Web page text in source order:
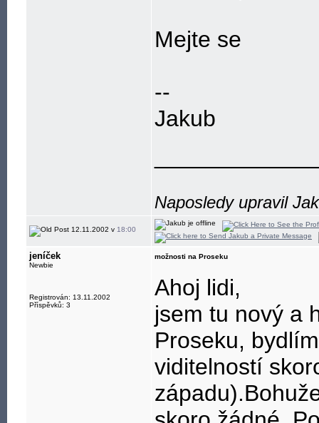
Mejte se
--
Jakub
Naposledy upravil
12.11.2002 v 18:00
jeníček
Newbie
Registrován: 13.11.2002
Příspěvků: 3
možnosti na Proseku
Ahoj lidi,
jsem tu nový a
Proseku,
viditelností